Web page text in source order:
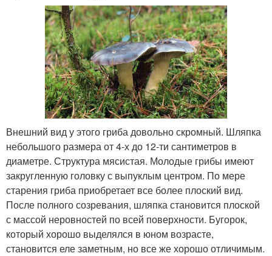
Внешний вид у этого гриба довольно скромный. Шляпка
небольшого размера от 4-х до 12-ти сантиметров в
диаметре. Структура мясистая. Молодые грибы имеют
закругленную головку с выпуклым центром. По мере
старения гриба приобретает все более плоский вид.
После полного созревания, шляпка становится плоской
с массой неровностей по всей поверхности. Бугорок,
который хорошо выделялся в юном возрасте,
становится еле заметным, но все же хорошо отличимым.